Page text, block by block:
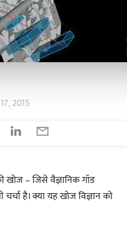
17, 2015
– जिसे वैज्ञानिक गॉड
है। क्या यह खोज विज्ञान को